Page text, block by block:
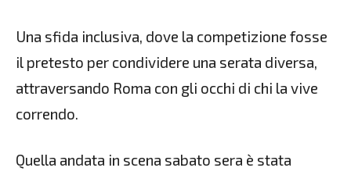
Una sfida inclusiva, dove la competizione fosse
il pretesto per condividere una serata diversa,
attraversando Roma con gli occhi di chi la vive
correndo.
Quella andata in scena sabato sera è stata